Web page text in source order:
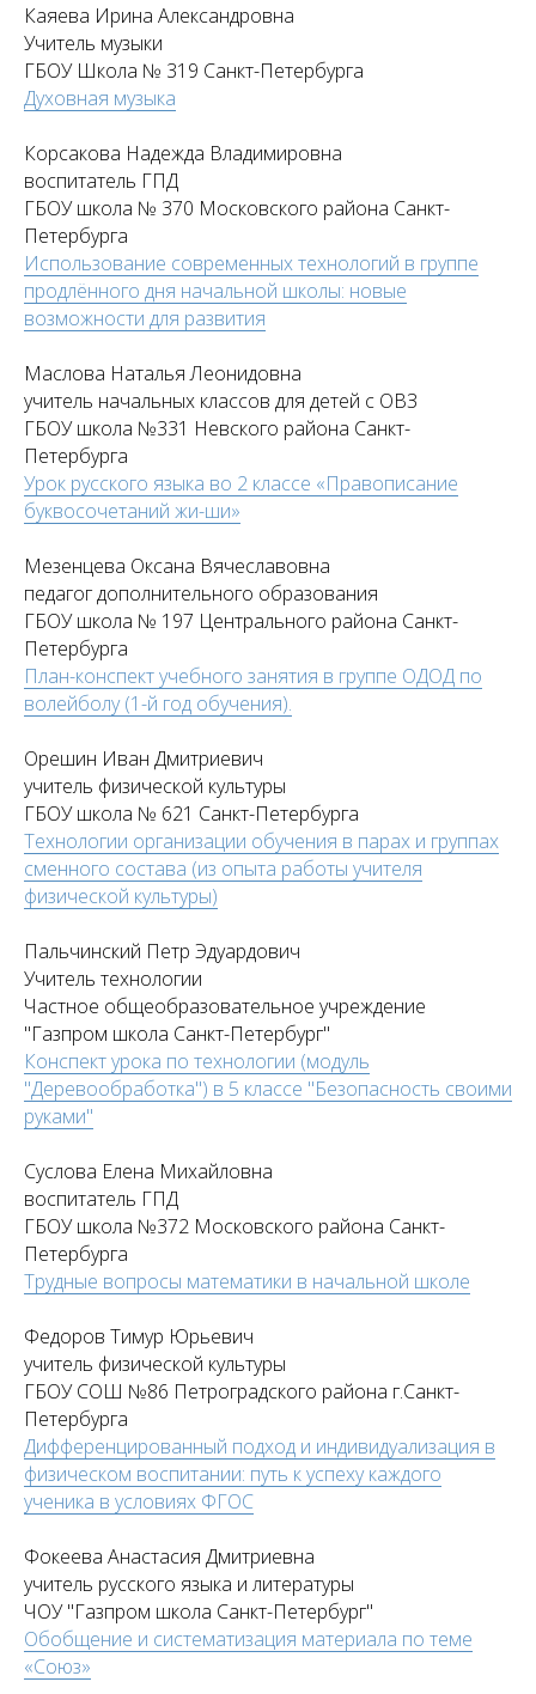
Каяева Ирина Александровна
Учитель музыки
ГБОУ Школа № 319 Санкт-Петербурга
Духовная музыка
Корсакова Надежда Владимировна
воспитатель ГПД
ГБОУ школа № 370 Московского района Санкт-
Петербурга
Использование современных технологий в группе
продлённого дня начальной школы: новые
возможности для развития
Маслова Наталья Леонидовна
учитель начальных классов для детей с ОВЗ
ГБОУ школа №331 Невского района Санкт-
Петербурга
Урок русского языка во 2 классе «Правописание
буквосочетаний жи-ши»
Мезенцева Оксана Вячеславовна
педагог дополнительного образования
ГБОУ школа № 197 Центрального района Санкт-
Петербурга
План-конспект учебного занятия в группе ОДОД по
волейболу (1-й год обучения).
Орешин Иван Дмитриевич
учитель физической культуры
ГБОУ школа № 621 Санкт-Петербурга
Технологии организации обучения в парах и группах
сменного состава (из опыта работы учителя
физической культуры)
Пальчинский Петр Эдуардович
Учитель технологии
Частное общеобразовательное учреждение
"Газпром школа Санкт-Петербург"
Конспект урока по технологии (модуль
"Деревообработка") в 5 классе "Безопасность своими
руками"
Суслова Елена Михайловна
воспитатель ГПД
ГБОУ школа №372 Московского района Санкт-
Петербурга
Трудные вопросы математики в начальной школе
Федоров Тимур Юрьевич
учитель физической культуры
ГБОУ СОШ №86 Петроградского района г.Санкт-
Петербурга
Дифференцированный подход и индивидуализация в
физическом воспитании: путь к успеху каждого
ученика в условиях ФГОС
Фокеева Анастасия Дмитриевна
учитель русского языка и литературы
ЧОУ "Газпром школа Санкт-Петербург"
Обобщение и систематизация материала по теме
«Союз»